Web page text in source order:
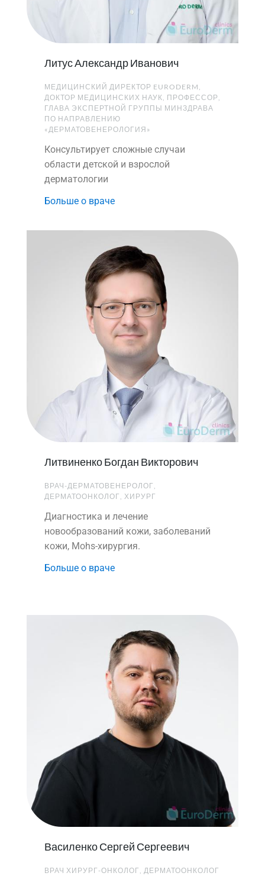
Литус Александр Иванович
МЕДИЦИНСКИЙ ДИРЕКТОР EURODERM,
ДОКТОР МЕДИЦИНСКИХ НАУК, ПРОФЕССОР,
ГЛАВА ЭКСПЕРТНОЙ ГРУППЫ МИНЗДРАВА
ПО НАПРАВЛЕНИЮ
«ДЕРМАТОВЕНЕРОЛОГИЯ»
Консультирует сложные случаи
области детской и взрослой
дерматологии
Больше о враче
Литвиненко Богдан Викторович
ВРАЧ-ДЕРМАТОВЕНЕРОЛОГ,
ДЕРМАТООНКОЛОГ, ХИРУРГ
Диагностика и лечение
новообразований кожи, заболеваний
кожи, Mohs-хирургия.
Больше о враче
Василенко Сергей Сергеевич
ВРАЧ ХИРУРГ-ОНКОЛОГ, ДЕРМАТООНКОЛОГ